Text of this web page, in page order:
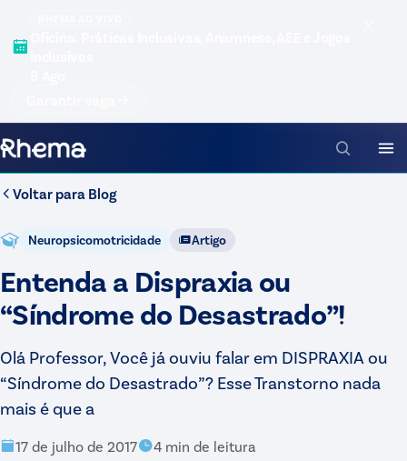
Voltar para Blog
Neuropsicomotricidade Artigo
Entenda a Dispraxia ou
“Síndrome do Desastrado”!
Olá Professor, Você já ouviu falar em DISPRAXIA ou
“Síndrome do Desastrado”? Esse Transtorno nada
mais é que a
17 de julho de 2017 4 min de leitura